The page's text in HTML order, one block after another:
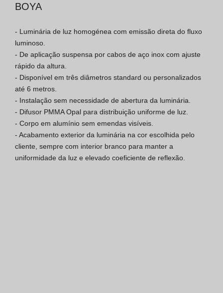
Documentos
Considerações Gerais
Condições de Venda
Condições de Garantia
Logo Pack
BOYA
- Luminária de luz homogénea com emissão direta do fluxo
luminoso.
- De aplicação suspensa por cabos de aço inox com ajuste
rápido da altura.
- Disponível em três diâmetros standard ou personalizados
até 6 metros.
- Instalação sem necessidade de abertura da luminária.
- Difusor PMMA Opal para distribuição uniforme de luz.
- Corpo em alumínio sem emendas visíveis.
- Acabamento exterior da luminária na cor escolhida pelo
cliente, sempre com interior branco para manter a
uniformidade da luz e elevado coeficiente de reflexão.